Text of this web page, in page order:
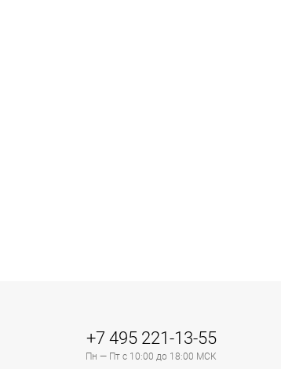
+7 495 221-13-55
Пн — Пт с 10:00 до 18:00 МСК